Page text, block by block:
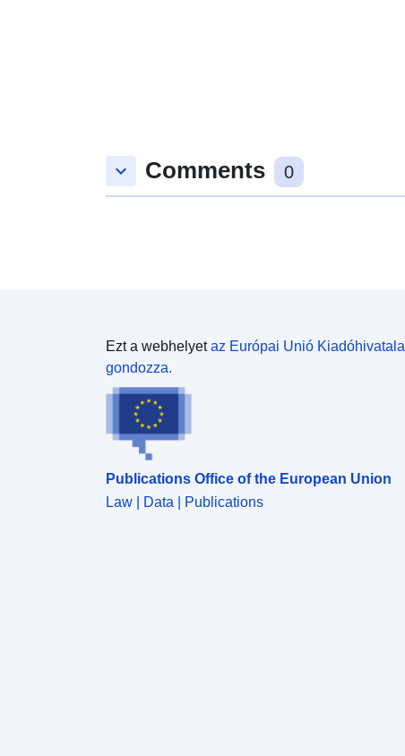
keyboard_arrow_down Comments 0
Ezt a webhelyetaz Európai Unió Kiadóhivatala
gondozza.
Publications Office of the European Union
Law | Data | Publications